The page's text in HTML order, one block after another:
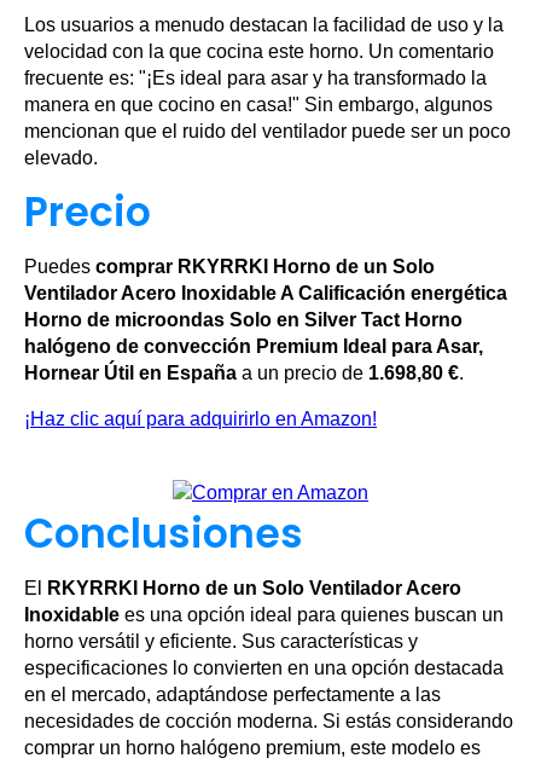
Los usuarios a menudo destacan la facilidad de uso y la
velocidad con la que cocina este horno. Un comentario
frecuente es: "¡Es ideal para asar y ha transformado la
manera en que cocino en casa!" Sin embargo, algunos
mencionan que el ruido del ventilador puede ser un poco
elevado.
Precio
Puedes comprar RKYRRKI Horno de un Solo
Ventilador Acero Inoxidable A Calificación energética
Horno de microondas Solo en Silver Tact Horno
halógeno de convección Premium Ideal para Asar,
Hornear Útil en España a un precio de 1.698,80 €.
¡Haz clic aquí para adquirirlo en Amazon!
Conclusiones
El
RKYRRKI Horno de un Solo Ventilador Acero
Inoxidable es una opción ideal para quienes buscan un
horno versátil y eficiente. Sus características y
especificaciones lo convierten en una opción destacada
en el mercado, adaptándose perfectamente a las
necesidades de cocción moderna. Si estás considerando
comprar un horno halógeno premium, este modelo es